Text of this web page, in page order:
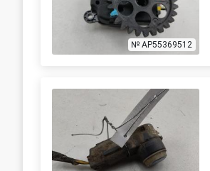
№ AP55369512